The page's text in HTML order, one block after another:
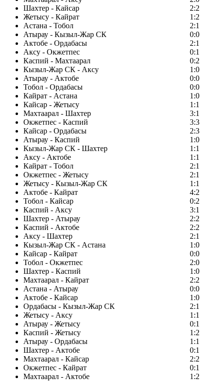
Шахтер - Кайсар
2:2
Жетысу - Кайрат
1:2
Астана - Тобол
2:1
Атырау - Кызыл-Жар СК
0:0
Актобе - Ордабасы
2:1
Аксу - Окжетпес
0:1
Каспий - Махтаарал
0:2
Кызыл-Жар СК - Аксу
1:0
Атырау - Актобе
0:0
Тобол - Ордабасы
0:0
Кайрат - Астана
1:0
Кайсар - Жетысу
1:1
Махтаарал - Шахтер
3:1
Окжетпес - Каспий
3:3
Кайсар - Ордабасы
2:3
Атырау - Каспий
1:0
Кызыл-Жар СК - Шахтер
1:1
Аксу - Актобе
1:1
Кайрат - Тобол
2:1
Окжетпес - Жетысу
2:1
Жетысу - Кызыл-Жар СК
1:1
Актобе - Кайрат
4:2
Тобол - Кайсар
0:2
Каспий - Аксу
3:1
Шахтер - Атырау
2:2
Каспий - Актобе
2:2
Аксу - Шахтер
2:1
Кызыл-Жар СК - Астана
1:0
Кайсар - Кайрат
0:0
Тобол - Окжетпес
2:0
Шахтер - Каспий
1:0
Махтаарал - Кайрат
2:2
Астана - Атырау
0:0
Актобе - Кайсар
1:0
Ордабасы - Кызыл-Жар СК
2:1
Жетысу - Аксу
1:1
Атырау - Жетысу
0:1
Каспий - Жетысу
1:2
Атырау - Ордабасы
1:1
Шахтер - Актобе
0:1
Махтаарал - Кайсар
2:2
Окжетпес - Кайрат
0:1
Махтаарал - Актобе
1:2